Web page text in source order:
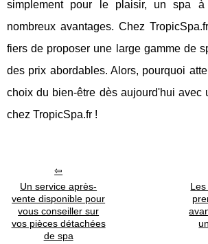
simplement pour le plaisir, un spa
nombreux avantages. Chez
fiers de proposer une large gamme de
des prix abordables. Alors, pourquoi
choix du bien-être dès aujourd'hui avec
chez TropicSpa.fr !
Un service après-
vente disponible pour
vous conseiller sur
vos pièces détachées
de spa